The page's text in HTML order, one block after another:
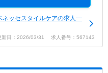
ネッセスタイルケアの求人一
新日：2026/03/31 求人番号：567143